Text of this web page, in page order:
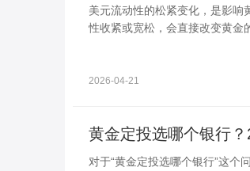
美元流动性的松紧变化，是影响
性收紧或宽松，会直接改变黄金
2026-04-21
黄金定投选哪个银行
对于“黄金定投选哪个银行”这个